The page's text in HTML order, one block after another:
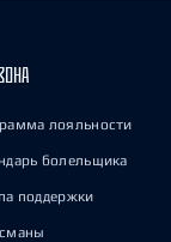
лояльности
болельщика
поддержки